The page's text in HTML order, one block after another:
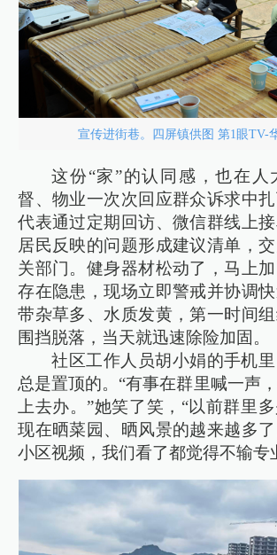
宣传进街巷。四屏镇供图 第1眼TV-
这份“家”的认同感，也在人
督、物业一次次回应群众诉求中
代表通过定期回访、微信群线上
居民反映的问题形成建议清单，
关部门。健身器材松动了，马上
存在隐患，现场立即警戒并协调
带杂草多、水质发黄，第一时间
围挡脱落，当天就迅速除险加固。
社区工作人员胡小娟的手机
总是置顶的。“有事在群里喊一声
上去办。”她笑了笑，“以前群里多
现在晒菜园、晒风景的越来越多
小区视频，我们看了都觉得不输专